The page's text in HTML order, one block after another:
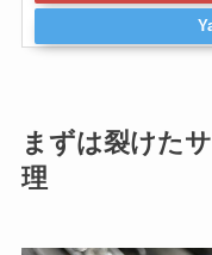
まずは裂けた
理